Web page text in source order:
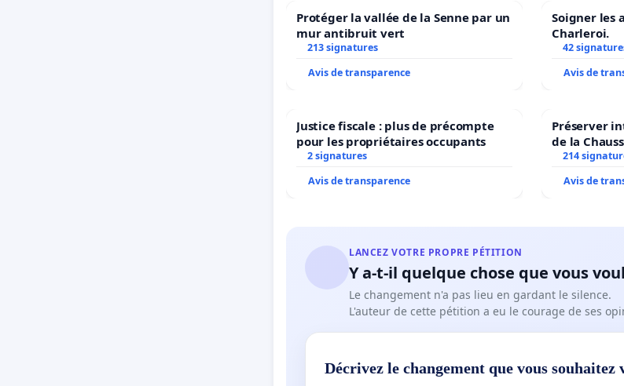
Protéger la vallée de la Senne par un
mur antibruit vert
213 signatures
Avis de transparence
Soigner les
Charleroi.
42
Avis de
Justice fiscale : plus de précompte
pour les propriétaires occupants
2 signatures
Avis de transparence
Préserver
de la
214
Avis de
LANCEZ VOTRE PROPRE PÉTITION
Y a-t-il quelque chose que vous
Le changement n'a pas lieu en gardant le silence.
L'auteur de cette pétition a eu le courage de ses
Décrivez le changement que vous souhaitez